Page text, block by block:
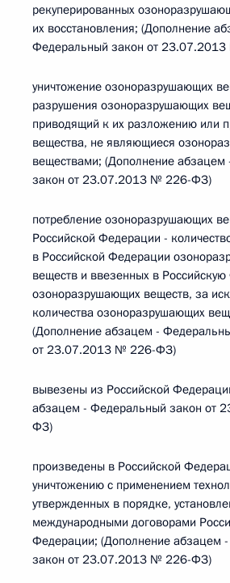
рекуперированных
их восстановления; (Дополнение
Федеральный закон от
уничтожение озоноразрушающих
разрушения озоноразрушающих
приводящий к их разложению или
вещества, не являющиеся
веществами; (Дополнение
закон от 23.07.2013 № 226-ФЗ)
потребление озоноразрушающих
Российской Федерации -
в Российской Федерации
веществ и ввезенных в
озоноразрушающих веществ, за
количества озоноразрушающих
(Дополнение абзацем -
от 23.07.2013 № 226-ФЗ)
вывезены из Российской
абзацем - Федеральный закон от
ФЗ)
произведены в Российской
уничтожению с применением
утвержденных в порядке,
международными договорами
Федерации; (Дополнение абзацем
закон от 23.07.2013 № 226-ФЗ)